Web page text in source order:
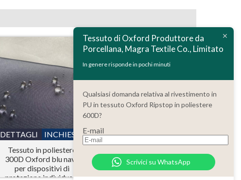
DETTAGLI
INCHIESTA
Tessuto in poliestere
300D Oxford blu navy
per dispositivi di
protezione individuale
DETTAGLI
INCHIESTA
impermeabile Ripstop
tessuto di Oxford
rivestimento in PU con
Tessuto di Oxford Produttore da
Porcellana, Magra Textile Co., Limitato
In genere risponde in pochi minuti
Qualsiasi domanda relativa al rivestimento in
PU in tessuto Oxford Ripstop in poliestere
600D?
E-mail
Scrivici su WhatsApp